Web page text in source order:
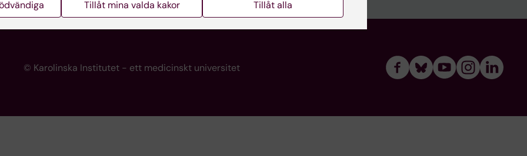
© Karolinska Institutet - ett medicinskt universitet
Tillåt mina valda kakor Tillåt alla